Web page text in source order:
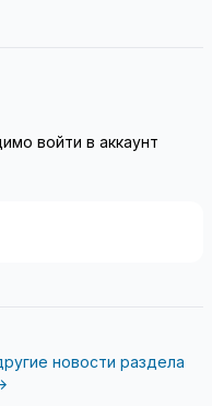
войти в аккаунт
новости раздела